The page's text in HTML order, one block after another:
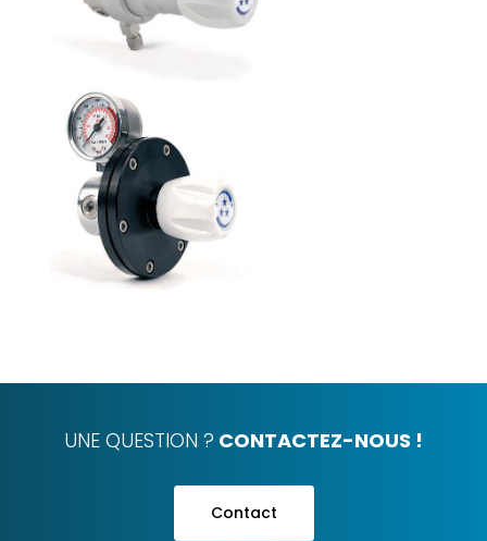
UNE QUESTION ? CONTACTEZ-NOUS !
Contact